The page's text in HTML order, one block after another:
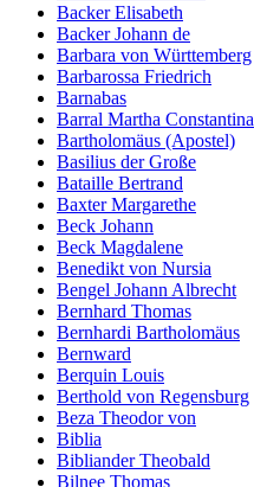
Backer Elisabeth
Backer Johann de
Barbara von Württemberg
Barbarossa Friedrich
Barnabas
Barral Martha Constantina
Bartholomäus (Apostel)
Basilius der Große
Bataille Bertrand
Baxter Margarethe
Beck Johann
Beck Magdalene
Benedikt von Nursia
Bengel Johann Albrecht
Bernhard Thomas
Bernhardi Bartholomäus
Bernward
Berquin Louis
Berthold von Regensburg
Beza Theodor von
Biblia
Bibliander Theobald
Bilnee Thomas